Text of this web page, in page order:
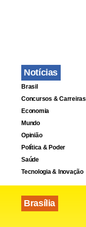
Notícias
Brasil
Concursos & Carreiras
Economia
Mundo
Opinião
Política & Poder
Saúde
Tecnologia & Inovação
Brasília